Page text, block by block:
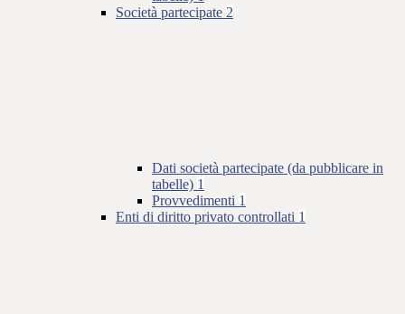
Società partecipate 2
Dati società partecipate (da pubblicare in
tabelle) 1
Provvedimenti 1
Enti di diritto privato controllati 1